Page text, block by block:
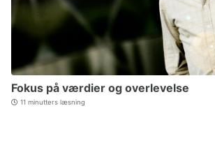
Fokus på værdier og overlevelse
11 minutters læsning